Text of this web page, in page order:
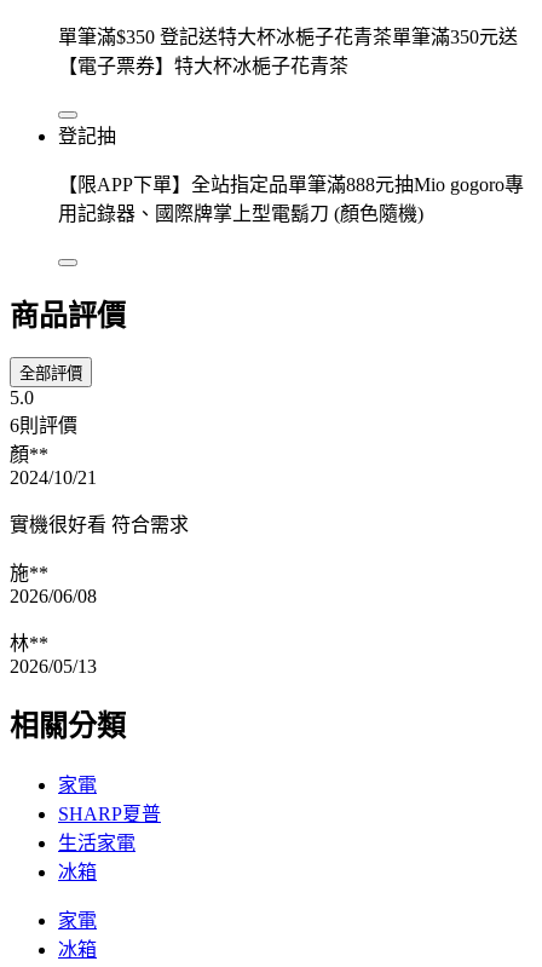
單筆滿$350 登記送特大杯冰梔子花青茶單筆滿350元送
【電子票券】特大杯冰梔子花青茶
登記抽
【限APP下單】全站指定品單筆滿888元抽Mio gogoro專
用記錄器、國際牌掌上型電鬍刀 (顏色隨機)
商品評價
全部評價
5.0
6則評價
顏**
2024/10/21
實機很好看 符合需求
施**
2026/06/08
林**
2026/05/13
相關分類
家電
SHARP夏普
生活家電
冰箱
家電
冰箱